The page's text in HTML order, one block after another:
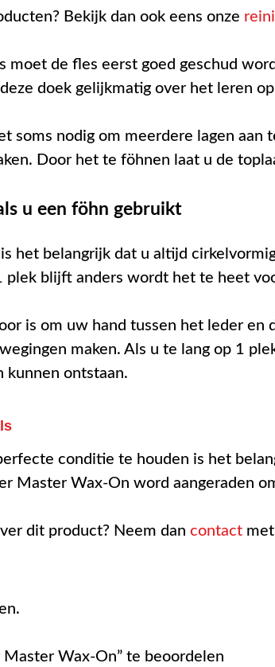
Bekijk dan ook eens onze
moet de fles eerst goed geschud
doek gelijkmatig over het leren
soms nodig om meerdere lagen
Door het te föhnen laat u de
u een föhn gebruikt
het belangrijk dat u altijd
plek blijft anders wordt het te heet
is om uw hand tussen het leder
maken. Als u te lang op 1
kunnen ontstaan.
conditie te houden is het
Master Wax-On word aangeraden
dit product? Neem dan contact
Wax-On” te beoordelen